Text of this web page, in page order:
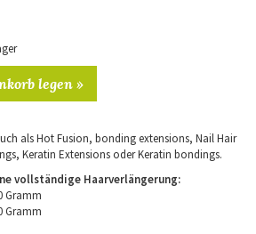
legen »
als Hot Fusion, bonding extensions, Nail Hair
Keratin Extensions oder Keratin bondings.
vollständige Haarverlängerung:
Gramm
Gramm